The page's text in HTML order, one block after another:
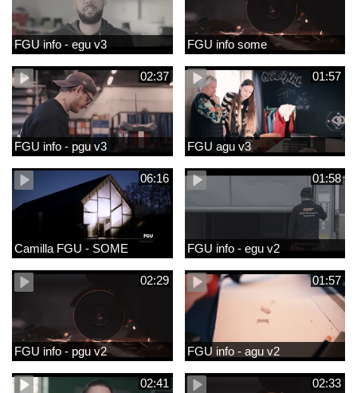
FGU info - egu v3 FGU info some
02:37
FGU info - pgu v3
01:57
FGU agu v3
06:16
Camilla FGU - SOME
01:58
FGU info - egu v2
02:29
FGU info - pgu v2
01:57
FGU info - agu v2
02:41 02:33